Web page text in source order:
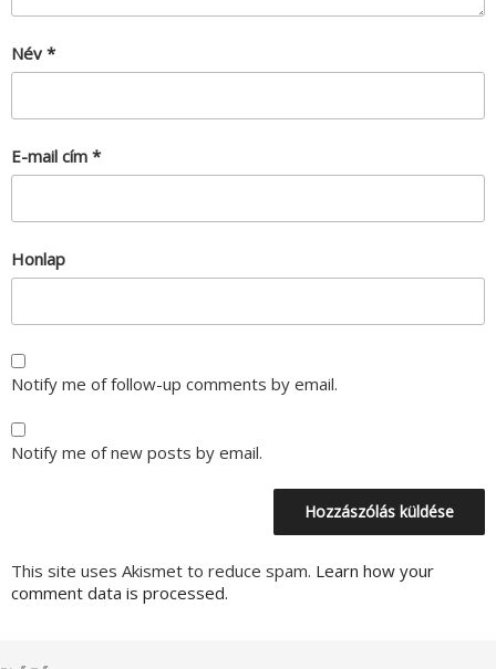
Név *
E-mail cím *
Honlap
Notify me of follow-up comments by email.
Notify me of new posts by email.
This site uses Akismet to reduce spam. Learn how your
comment data is processed.